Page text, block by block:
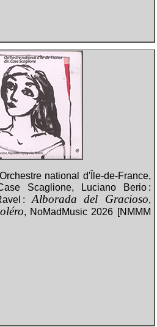
national d'Île-de-France,
Scaglione, Luciano Berio :
: Alborada del Gracioso,
, NoMadMusic 2026 [NMMM